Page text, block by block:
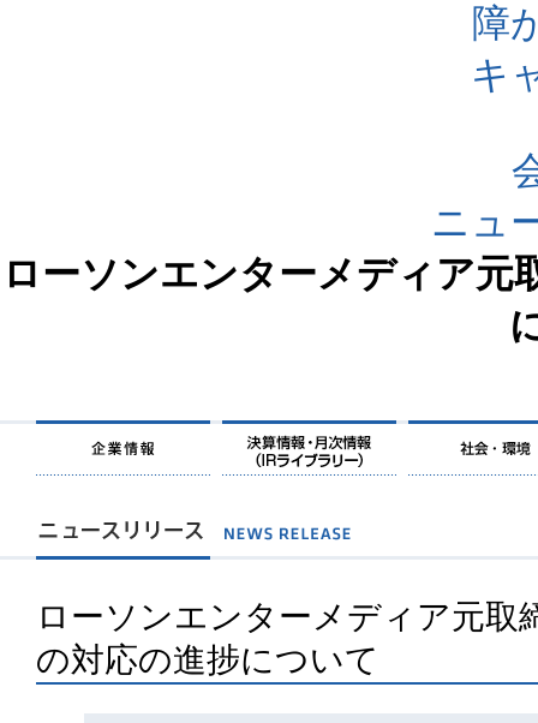
障
キ
ニュ
ローソンエンターメディア元
ローソンエンターメディア元取
の対応の進捗について